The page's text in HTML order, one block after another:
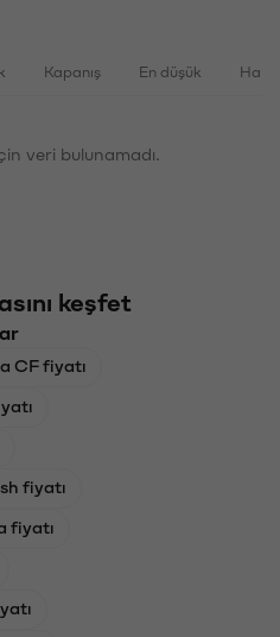
Kapanış En düşük
veri bulunamadı.
keşfet
CF fiyatı
fiyatı
fiyatı